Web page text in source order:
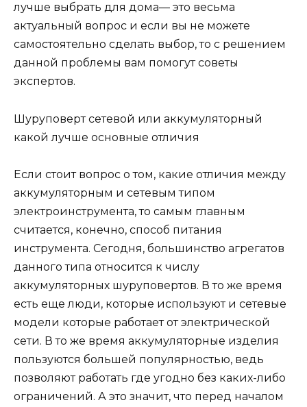
лучше выбрать для дома— это весьма
актуальный вопрос и если вы не можете
самостоятельно сделать выбор, то с решением
данной проблемы вам помогут советы
экспертов.
Шуруповерт сетевой или аккумуляторный
какой лучше основные отличия
Если стоит вопрос о том, какие отличия между
аккумуляторным и сетевым типом
электроинструмента, то самым главным
считается, конечно, способ питания
инструмента. Сегодня, большинство агрегатов
данного типа относится к числу
аккумуляторных шуруповертов. В то же время
есть еще люди, которые используют и сетевые
модели которые работает от электрической
сети. В то же время аккумуляторные изделия
пользуются большей популярностью, ведь
позволяют работать где угодно без каких-либо
ограничений. А это значит, что перед началом